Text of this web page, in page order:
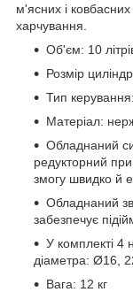
м'ясних і
харчування.
Об'єм: 10
Розмір
Тип
Матеріал:
Обладнаний
редукторний
змогу швидко й
Обладнаний
забезпечує
У комплекті 4
діаметра: Ø16,
Вага: 12 кг